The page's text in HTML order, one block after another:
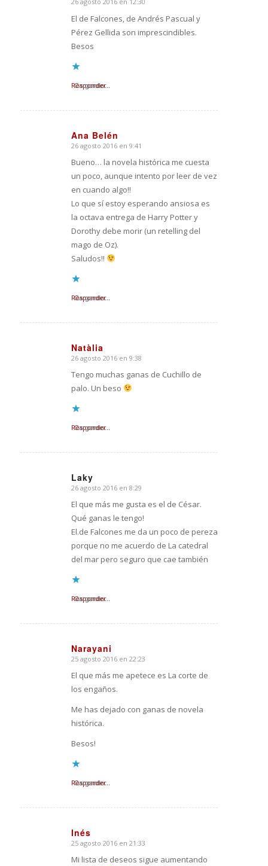
Dice:
El de Falcones, de Andrés Pascual y
Pérez Gellida son imprescindibles.
Besos
Cargando...
Responder
Ana Belén
Dice:
26 agosto 2016 en 9:41
Bueno… la novela histórica me cuesta
un poco, aunque intento por leer de vez
en cuando algo!!
Lo que sí estoy esperando ansiosa es
la octava entrega de Harry Potter y
Dorothy debe morir (un retelling del
mago de Oz).
Saludos!!
Cargando...
Responder
Natàlia
Dice:
26 agosto 2016 en 9:38
Tengo muchas ganas de Cuchillo de
palo. Un beso
Cargando...
Responder
Laky
Dice:
26 agosto 2016 en 8:29
El que más me gusta es el de César.
Qué ganas le tengo!
El.de Falcones me da un poco de pereza
porque no me acuerdo de La catedral
del mar pero seguro que cae también
Cargando...
Responder
Narayani
Dice:
25 agosto 2016 en 22:23
El que más me apetece es La corte de
los engaños.
Me has dejado con ganas de novela
histórica.
Besos!
Cargando...
Responder
Inés
Dice:
25 agosto 2016 en 21:33
Mi lista de deseos sigue aumentando